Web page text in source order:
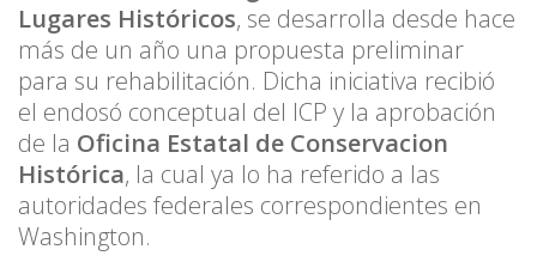
Lugares Históricos, se desarrolla desde hace
más de un año una propuesta preliminar
para su rehabilitación. Dicha iniciativa recibió
el endosó conceptual del ICP y la aprobación
de la Oficina Estatal de Conservacion
Histórica, la cual ya lo ha referido a las
autoridades federales correspondientes en
Washington.